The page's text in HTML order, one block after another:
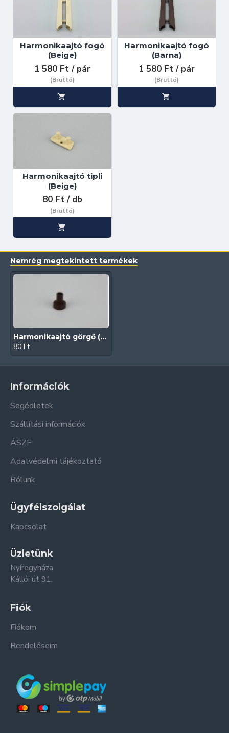
Harmonikaajtó fogó
(Beige)
1 580 Ft / pár
(Bruttó)
Harmonikaajtó fogó
(Barna)
1 580 Ft / pár
(Bruttó)
Harmonikaajtó tipli
(Beige)
80 Ft / db
(Bruttó)
Nemrég megtekintett termékek
Harmonikaajtó görgő (Olasz | Barna)
80 Ft
Információk
Segédletek
Szállítási információk
ÁSZF
Adatvédelmi tájékoztató
Rólunk
Ügyfélszolgálat
Kapcsolat
Üzletünk
Nyíregyháza
Kállói út 91.
Fiók
Fiókom
Rendeléseim